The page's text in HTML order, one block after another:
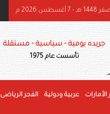
بذكرى استقلال بلاده
جريده يومية - سياسية - مستقلة
تأسست عام 1975
الأمارات عربية ودولية الفجر الرياضى